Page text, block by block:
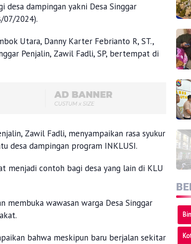
desa dampingan yakni Desa Singgar
07/2024).
Utara, Danny Karter Febrianto R, ST.,
Penjalin, Zawil Fadli, SP, bertempat di
Zawil Fadli, menyampaikan rasa syukur
desa dampingan program INKLUSI.
menjadi contoh bagi desa yang lain di KLU
membuka wawasan warga Desa Singgar
bahwa meskipun baru berjalan sekitar